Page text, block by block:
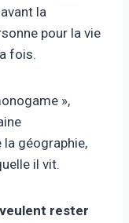
la
pour la vie
fois.
»,
géographie,
il vit.
rester